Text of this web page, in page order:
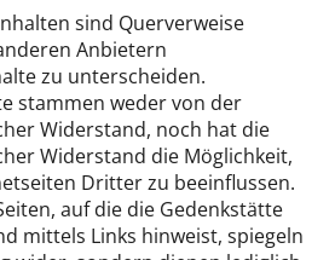
sind Querverweise
Anbietern
zu unterscheiden.
stammen weder von der
Widerstand, noch hat die
Widerstand die Möglichkeit,
Dritter zu beeinflussen.
auf die die Gedenkstätte
mittels Links hinweist, spiegeln